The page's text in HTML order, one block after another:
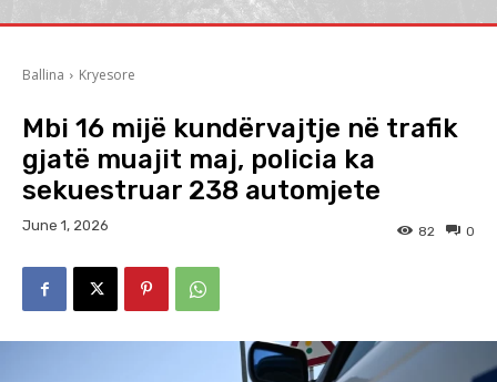
Ballina Kryesore
Mbi 16 mijë kundërvajtje në trafik
gjatë muajit maj, policia ka
sekuestruar 238 automjete
June 1, 2026 0
82